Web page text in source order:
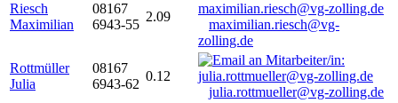
Riesch
Maximilian
08167
6943-55
2.09
maximilian.riesch@vg-
zolling.de
Rottmüller
Julia
08167
6943-62
0.12
julia.rottmueller@vg-zolling.de